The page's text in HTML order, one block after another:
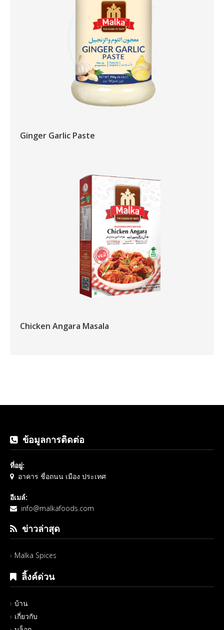
Ginger Garlic Paste
Chicken Angara Masala
ข้อมูลการติดต่อ
ที่อยู่:
อาคาร ชื่อถนน เมือง ประเทศ
อีเมล์:
info@malkafoods.com
ข่าวล่าสุด
Malka Spices
ลิ้งค์ด่วน
บ้าน
เกี่ยวกับ